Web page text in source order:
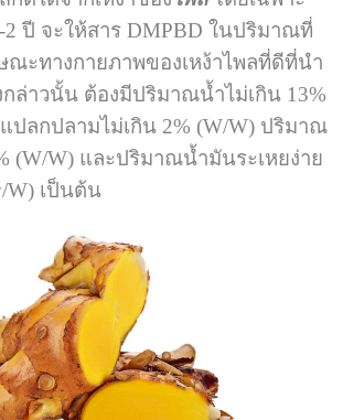
2 ปี จะให้สาร DMPBD ในปริมาณที่
ะทางกายภาพของเหง้าไพลที่ดีที่นำ
กล่าวนั้น ต้องมีปริมาณน้ำไม่เกิน 13%
ปลกปลามไม่เกิน 2% (W/W) ปริมาณ
(W/W) และปริมาณน้ำมันระเหยง่าย
W) เป็นต้น